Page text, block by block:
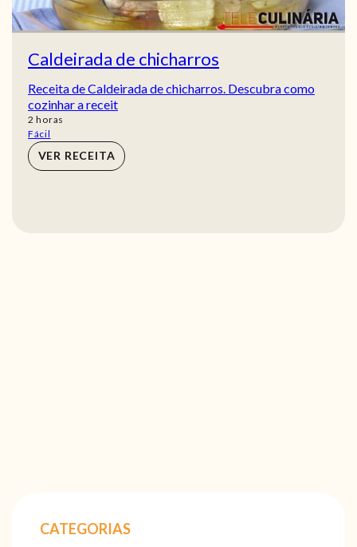
Caldeirada de chicharros
Receita de Caldeirada de chicharros. Descubra como
cozinhar a receit
2 horas
horas
Fácil
VER RECEITA
CATEGORIAS